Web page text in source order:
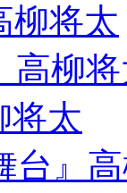
柳将太
高柳
将太
台』